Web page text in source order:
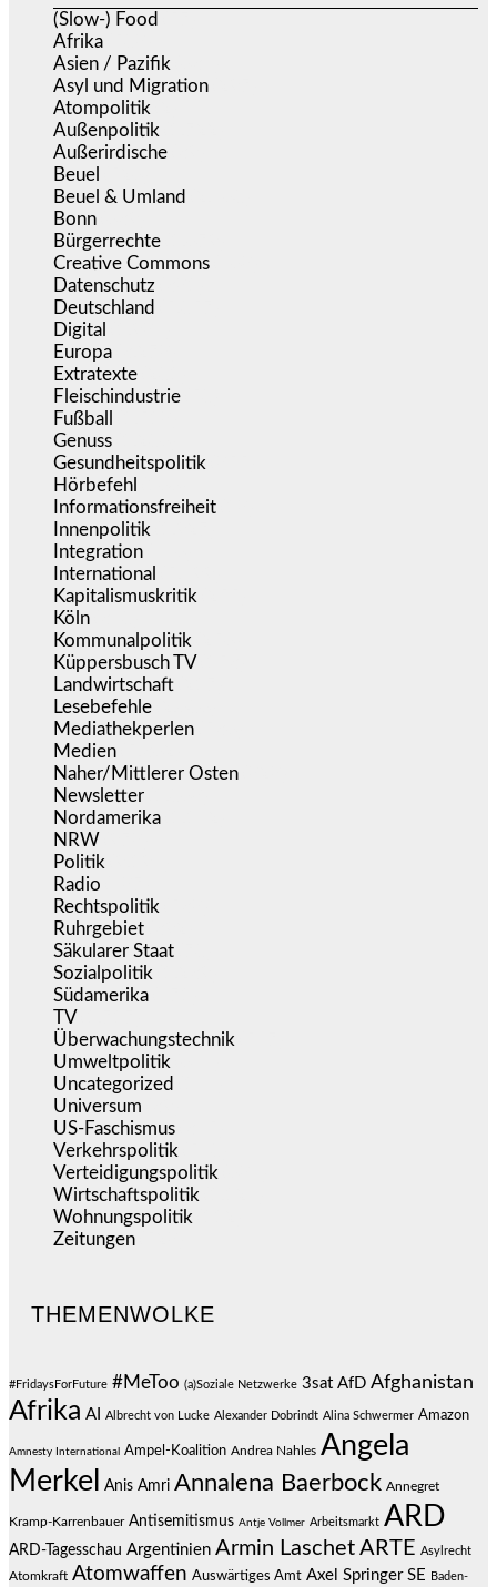
(Slow-) Food
Afrika
Asien / Pazifik
Asyl und Migration
Atompolitik
Außenpolitik
Außerirdische
Beuel
Beuel & Umland
Bonn
Bürgerrechte
Creative Commons
Datenschutz
Deutschland
Digital
Europa
Extratexte
Fleischindustrie
Fußball
Genuss
Gesundheitspolitik
Hörbefehl
Informationsfreiheit
Innenpolitik
Integration
International
Kapitalismuskritik
Köln
Kommunalpolitik
Küppersbusch TV
Landwirtschaft
Lesebefehle
Mediathekperlen
Medien
Naher/Mittlerer Osten
Newsletter
Nordamerika
NRW
Politik
Radio
Rechtspolitik
Ruhrgebiet
Säkularer Staat
Sozialpolitik
Südamerika
TV
Überwachungstechnik
Umweltpolitik
Uncategorized
Universum
US-Faschismus
Verkehrspolitik
Verteidigungspolitik
Wirtschaftspolitik
Wohnungspolitik
Zeitungen
THEMENWOLKE
#FridaysForFuture #MeToo (a)Soziale Netzwerke 3sat AfD Afghanistan
Afrika AI Albrecht von Lucke Alexander Dobrindt Alina Schwermer Amazon
Amnesty International Ampel-Koalition Andrea Nahles Angela
Merkel
Anis Amri Annalena Baerbock Annegret
Kramp-Karrenbauer Antisemitismus Antje Vollmer Arbeitsmarkt ARD
ARD-Tagesschau Argentinien Armin Laschet ARTE Asylrecht
Atomkraft Atomwaffen Auswärtiges Amt Axel Springer SE Baden-